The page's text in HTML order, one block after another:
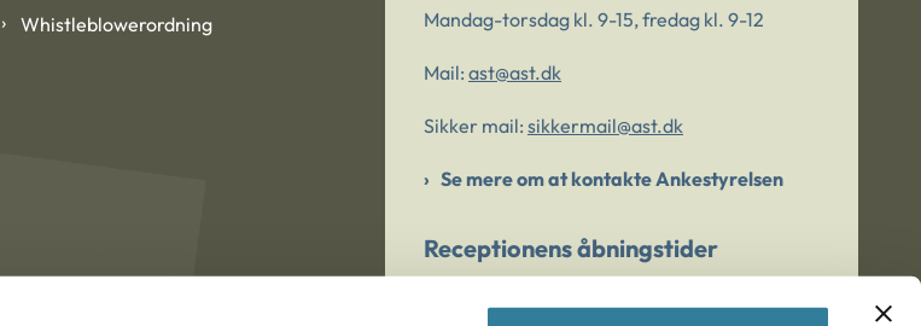
Whistleblowerordning
Mandag-torsdag kl. 9-15, fredag kl. 9-12
Mail: ast@ast.dk
Sikker mail: sikkermail@ast.dk
Se mere om at kontakte Ankestyrelsen
Receptionens åbningstider